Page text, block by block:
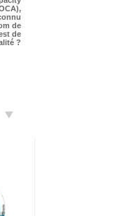
de
de
?